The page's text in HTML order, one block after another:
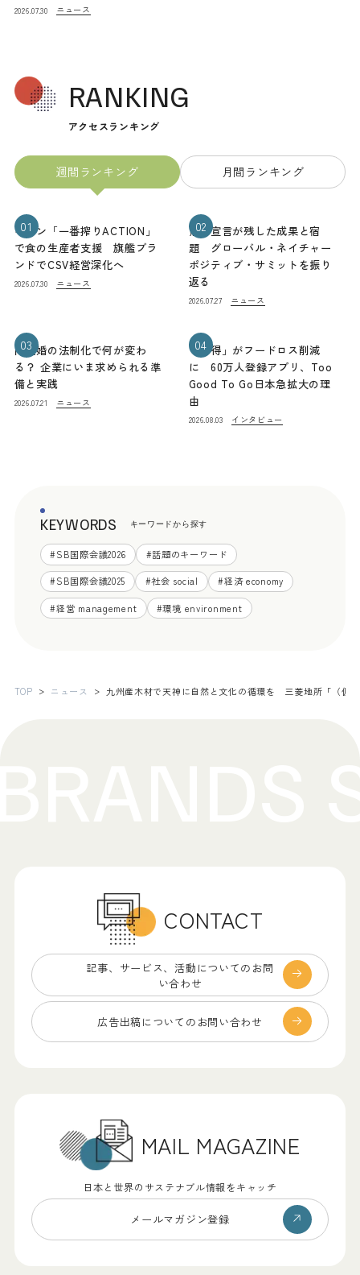
2026.07.30 ニュース
RANKING
アクセスランキング
週間ランキング 月間ランキング
01
キリン「一番搾りACTION」
で食の生産者支援 旗艦ブラ
ンドでCSV経営深化へ
2026.07.30 ニュース
02
熊本宣言が残した成果と宿
題 グローバル・ネイチャー
ポジティブ・サミットを振り
返る
2026.07.27 ニュース
03
同性婚の法制化で何が変わ
る？ 企業にいま求められる準
備と実践
2026.07.21 ニュース
04
「お得」がフードロス削減
に 60万人登録アプリ、Too
Good To Go日本急拡大の理
由
2026.08.03 インタビュー
KEYWORDS キーワードから探す
#SB国際会議2026 #話題のキーワード
#SB国際会議2025 #社会 social #経済 economy
#経営 management #環境 environment
TOP ニュース 九州産木材で天神に自然と文化の循環を 三菱地所「（仮
CONTACT
記事、サービス、 活動についてのお問
い合わせ
広告出稿についての お問い合わせ
MAIL MAGAZINE
日本と世界のサステナブル情報をキャッチ
メールマガジン登録